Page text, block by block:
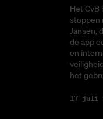
Het CvB
stoppen
Jansen,
de app
en
het
17 juli